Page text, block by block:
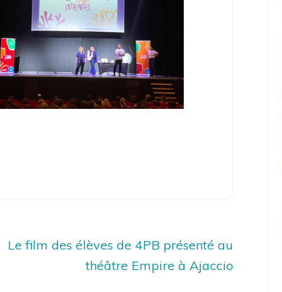
Le film des élèves de 4PB présenté au
théâtre Empire à Ajaccio